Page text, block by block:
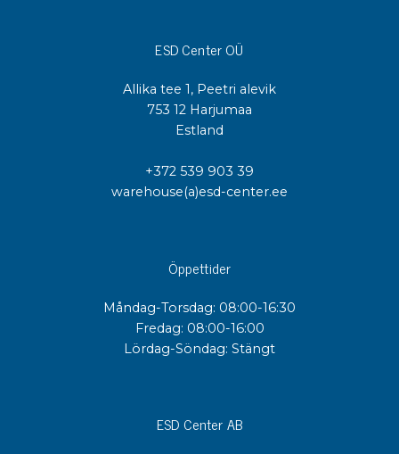
ESD Center OÜ
Allika tee 1, Peetri alevik
753 12 Harjumaa
Estland
+372 539 903 39
warehouse(a)esd-center.ee
Öppettider
Måndag-Torsdag: 08:00-16:30
Fredag: 08:00-16:00
Lördag-Söndag: Stängt
ESD Center AB